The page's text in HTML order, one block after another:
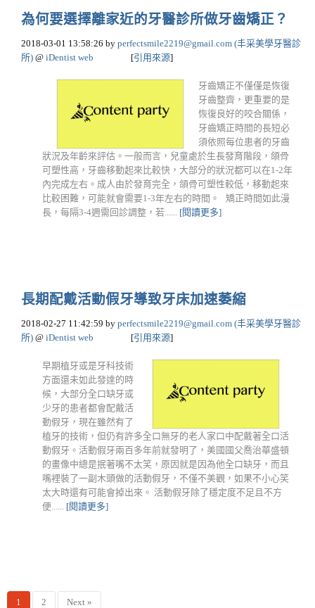
為何要選擇離家近的牙醫診所做牙齒矯正？
2018-03-01 13:58:26 by perfectsmile2219@gmail.com (丰采美學牙醫診
所) @ iDentist web [引用來源]
牙齒矯正不僅僅是恢復
牙齒整齊，更重要的是
恢復良好的咬合關係，
牙齒矯正時間的長短必
須依照每位患者的牙齒
狀況及年齡來評估。一般而言，兒童處於生長發育階段，頜骨
可塑性高，牙齒移動起來比較快，大部分的狀況都可以在1-2年
內完成左右。成人由於發育完全，頜骨可塑性較低，移動起來
比較困難，可能就會需要1-3年左右的時間。 矯正時間如此漫
長，每隔3-4週需回診調整，若...... [閱讀更多]
長期配戴活動假牙導致牙床加速萎縮
2018-02-27 11:42:59 by perfectsmile2219@gmail.com (丰采美學牙醫診
所) @ iDentist web [引用來源]
早期植牙或是牙科技術
方面還未如此發達的時
候，大部分全口缺牙或
少牙的患者都會配戴活
動假牙，現在雖然有了
植牙的技術，但仍有許多全口無牙的老人家口中配戴著全口活
動假牙。活動假牙兩百多年前就發明了，美國國父喬治華盛頓
的畫像中總是抿著嘴不太笑，原因就是因為他全口缺牙，而且
嘴裡裝了一副木頭做的活動假牙，不僅不美觀，如果不小心笑
太大時還有可能會掉出來。 活動假牙除了穩定度不足且不方
便...... [閱讀更多]
1 2 Next »